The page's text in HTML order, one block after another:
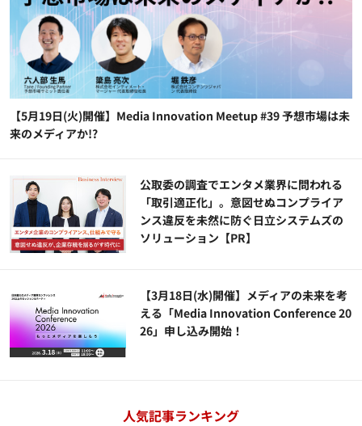
【5月19日(火)開催】Media Innovation Meetup #39 予想市場は未
来のメディアか!?
公​​取委の調査でエンタメ業界に問われる
「取引適正化」。意図せぬコンプライア
ンス違反を未然に防ぐ日立システムズの
ソリューション​【PR】
【3月18日(水)開催】メディアの未来を考
える「Media Innovation Conference 20
26」申し込み開始！
人気記事ランキング